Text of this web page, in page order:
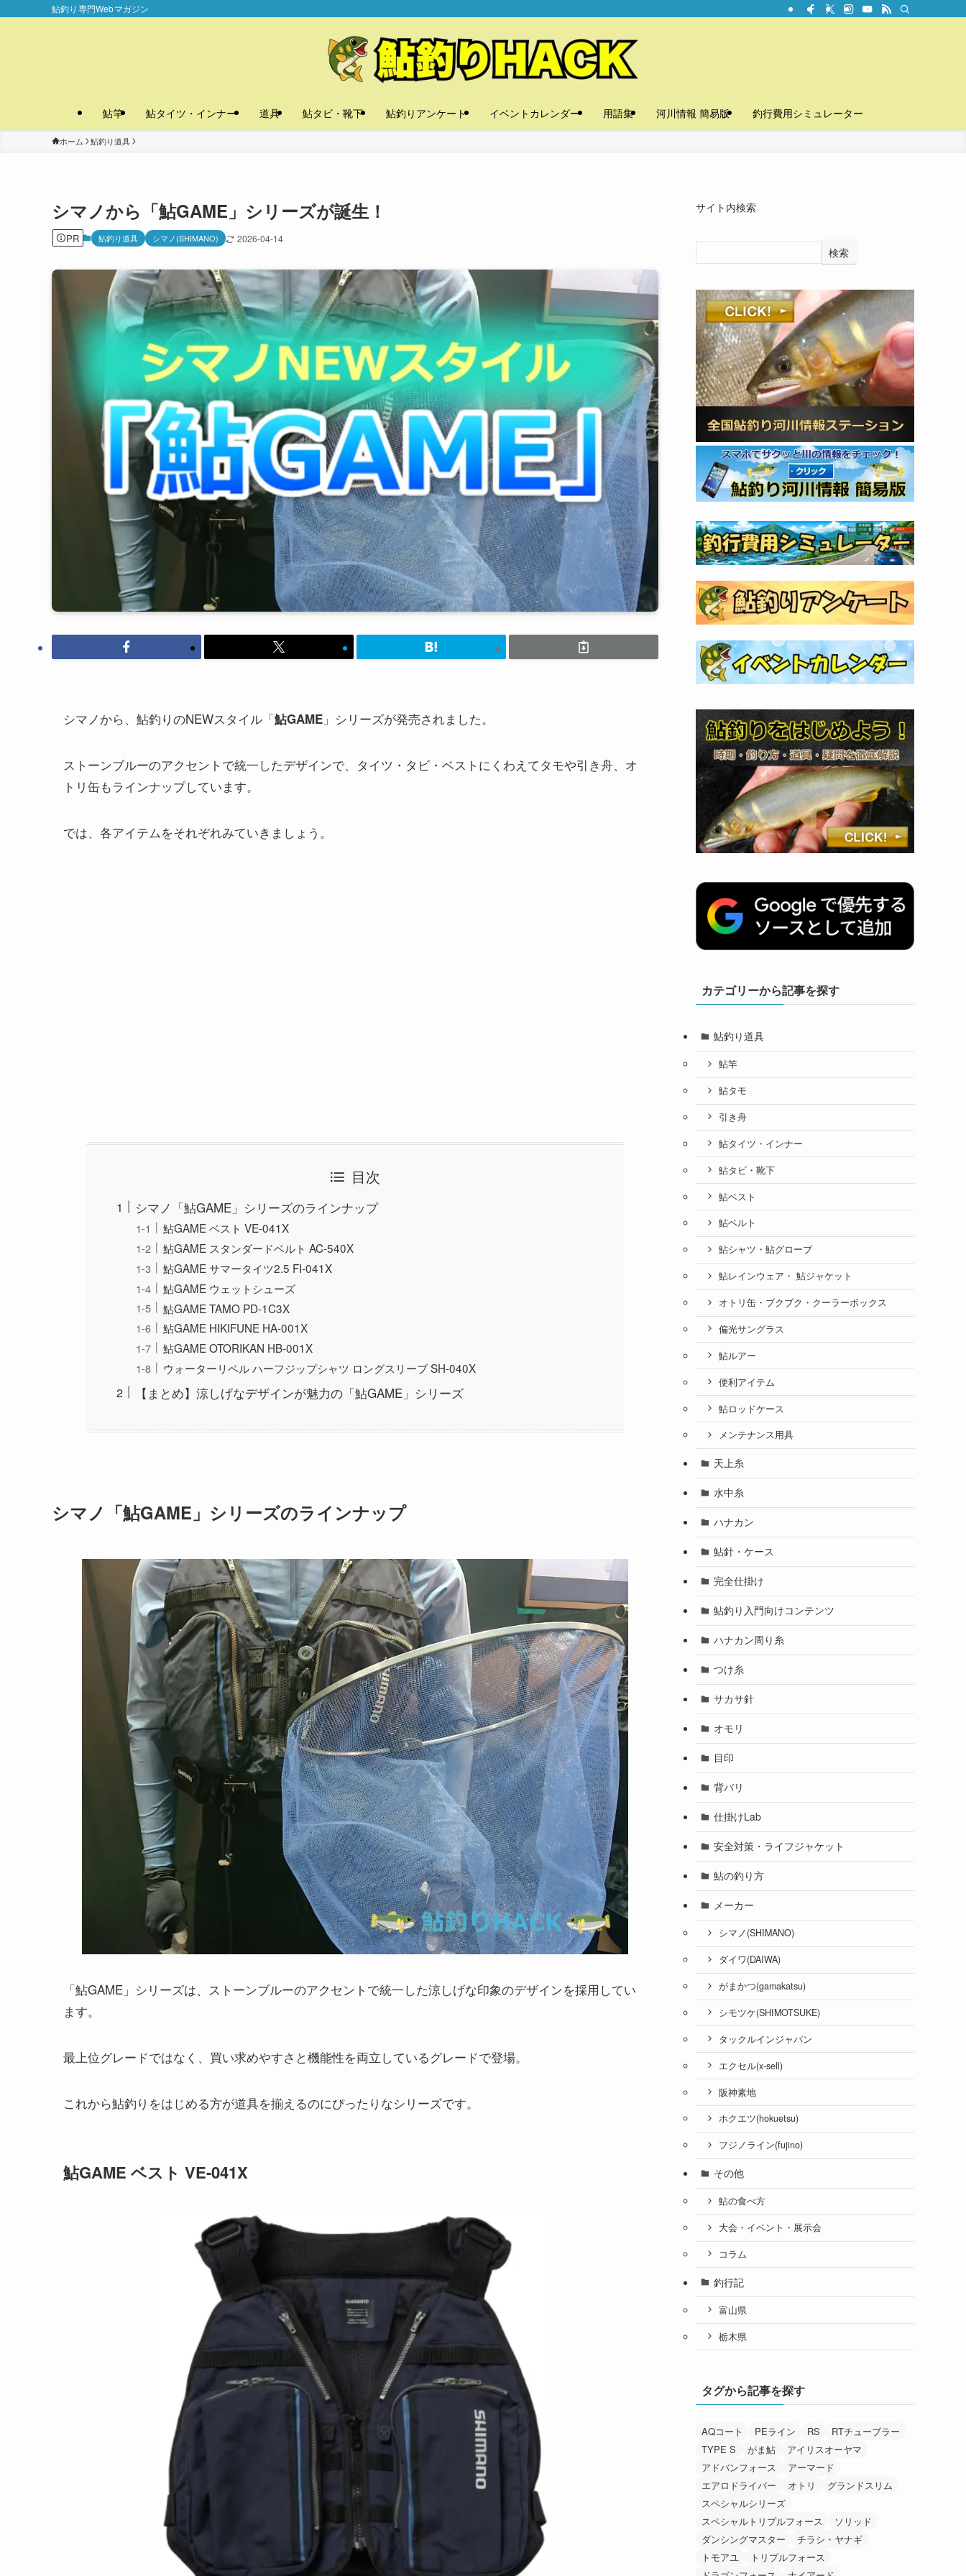
鮎釣り専門Webマガジン
鮎竿 鮎タイツ・インナー 道具 鮎タビ・靴下 鮎釣りアンケート イベントカレンダー 用語集 河川情報 簡易版 釣行費用シミュレーター
ホーム 鮎釣り道具
シマノから「鮎GAME」シリーズが誕生！
PR 鮎釣り道具 シマノ(SHIMANO) 2026-04-14
シマノから、鮎釣りのNEWスタイル「鮎GAME 」シリーズが発売されました。
ストーンブルーのアクセントで統一したデザインで、タイツ・タビ・ベストにくわえてタモや引き舟、オ
トリ缶もラインナップしています。
では、各アイテムをそれぞれみていきましょう。
目次
シマノ「鮎GAME」シリーズのラインナップ
鮎GAME ベスト VE-041X
鮎GAME スタンダードベルト AC-540X
鮎GAME サマータイツ2.5 FI-041X
鮎GAME ウェットシューズ
鮎GAME TAMO PD-1C3X
鮎GAME HIKIFUNE HA-001X
鮎GAME OTORIKAN HB-001X
ウォーターリペル ハーフジップシャツ ロングスリーブ SH-040X
【まとめ】涼しげなデザインが魅力の「鮎GAME」シリーズ
シマノ「鮎GAME」シリーズのラインナップ
「鮎GAME」シリーズは、ストーンブルーのアクセントで統一した涼しげな印象のデザインを採用してい
ます。
最上位グレードではなく、買い求めやすさと機能性を両立しているグレードで登場。
これから鮎釣りをはじめる方が道具を揃えるのにぴったりなシリーズです。
鮎GAME ベスト VE-041X
サイト内検索
検索
カテゴリーから記事を探す
鮎釣り道具
鮎竿
鮎タモ
引き舟
鮎タイツ・インナー
鮎タビ・靴下
鮎ベスト
鮎ベルト
鮎シャツ・鮎グローブ
鮎レインウェア・ 鮎ジャケット
オトリ缶・ブクブク・クーラーボックス
偏光サングラス
鮎ルアー
便利アイテム
鮎ロッドケース
メンテナンス用具
天上糸
水中糸
ハナカン
鮎針・ケース
完全仕掛け
鮎釣り入門向けコンテンツ
ハナカン周り糸
つけ糸
サカサ針
オモリ
目印
背バリ
仕掛けLab
安全対策・ライフジャケット
鮎の釣り方
メーカー
シマノ(SHIMANO)
ダイワ(DAIWA)
がまかつ(gamakatsu)
シモツケ(SHIMOTSUKE)
タックルインジャパン
エクセル(x-sell)
阪神素地
ホクエツ(hokuetsu)
フジノライン(fujino)
その他
鮎の食べ方
大会・イベント・展示会
コラム
釣行記
富山県
栃木県
タグから記事を探す
AQコート PEライン RS
RTチューブラー
TYPE S
がま鮎
アイリスオーヤマ
アドバンフォース
アーマード
エアロドライバー
オトリ
グランドスリム
スペシャルシリーズ
スペシャルトリプルフォース
ソリッド
ダンシングマスター
チラシ・ヤナギ
トモアユ
トリプルフォース